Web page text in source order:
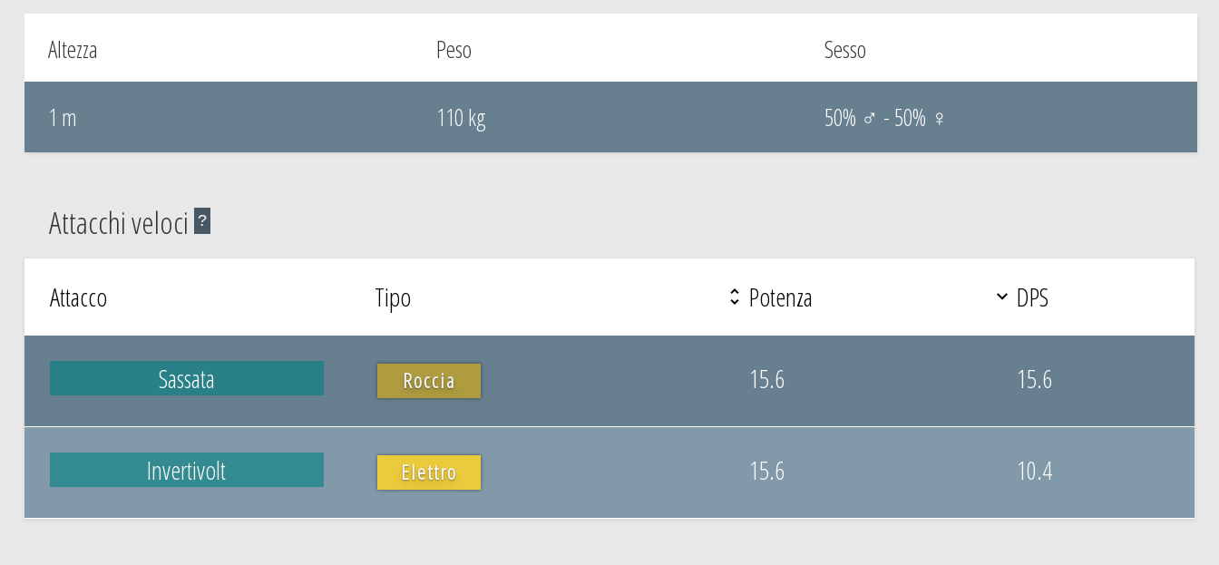
Altezza
1 m
Peso
110 kg
Sesso
50% ♂ - 50% ♀
Attacchi veloci ?
Attacco Tipo Potenza DPS
Sassata Roccia 15.6 15.6
Invertivolt Elettro 15.6 10.4